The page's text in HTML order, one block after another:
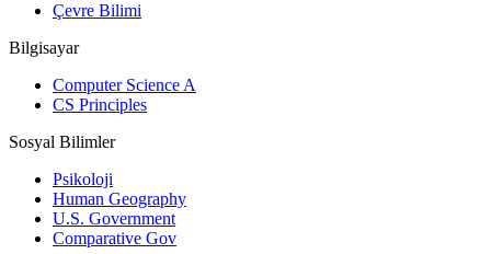
Çevre Bilimi
Bilgisayar
Computer Science A
CS Principles
Sosyal Bilimler
Psikoloji
Human Geography
U.S. Government
Comparative Gov